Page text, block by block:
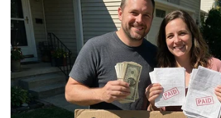
Sản phụ khoa
Nhi khoa
Nam khoa
Làm đẹp - giảm cân
Phòng mạch online
Ăn sạch sống khỏe
Tình yêu -